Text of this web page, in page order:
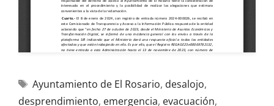
Ayuntamiento de El Rosario, desalojo,
desprendimiento, emergencia, evacuación,